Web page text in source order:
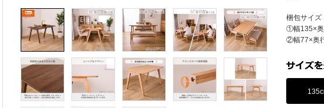
梱包サイズ
①幅135×
②幅77×奥